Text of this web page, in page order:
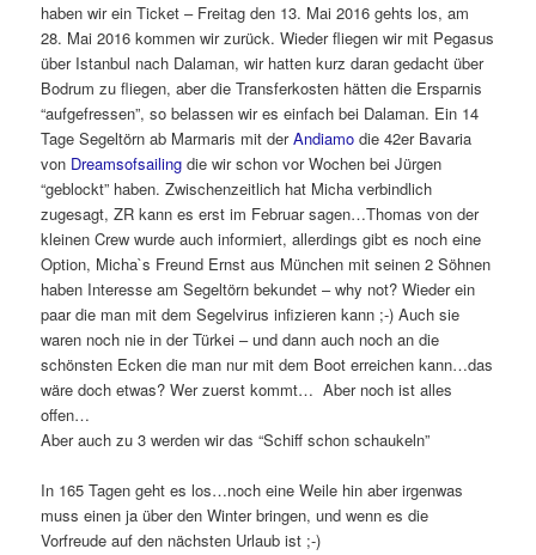
haben wir ein Ticket – Freitag den 13. Mai 2016 gehts los, am
28. Mai 2016 kommen wir zurück. Wieder fliegen wir mit Pegasus
über Istanbul nach Dalaman, wir hatten kurz daran gedacht über
Bodrum zu fliegen, aber die Transferkosten hätten die Ersparnis
“aufgefressen”, so belassen wir es einfach bei Dalaman. Ein 14
Tage Segeltörn ab Marmaris mit derAndiamo die 42er Bavaria
von Dreamsofsailing die wir schon vor Wochen bei Jürgen
“geblockt” haben. Zwischenzeitlich hat Micha verbindlich
zugesagt, ZR kann es erst im Februar sagen…Thomas von der
kleinen Crew wurde auch informiert, allerdings gibt es noch eine
Option, Micha`s Freund Ernst aus München mit seinen 2 Söhnen
haben Interesse am Segeltörn bekundet – why not? Wieder ein
paar die man mit dem Segelvirus infizieren kann ;-) Auch sie
waren noch nie in der Türkei – und dann auch noch an die
schönsten Ecken die man nur mit dem Boot erreichen kann…das
wäre doch etwas? Wer zuerst kommt… Aber noch ist alles
offen…
Aber auch zu 3 werden wir das “Schiff schon schaukeln”
In 165 Tagen geht es los…noch eine Weile hin aber irgenwas
muss einen ja über den Winter bringen, und wenn es die
Vorfreude auf den nächsten Urlaub ist ;-)